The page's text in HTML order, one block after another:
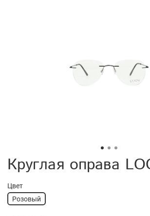
Круглая оправа
Цвет
Розовый